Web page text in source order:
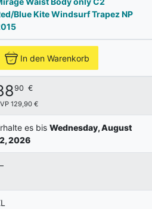
Blue Kite Windsurf Trapez NP
In den Warenkorb
90 €
129,90 €
es bis Wednesday, August
2026